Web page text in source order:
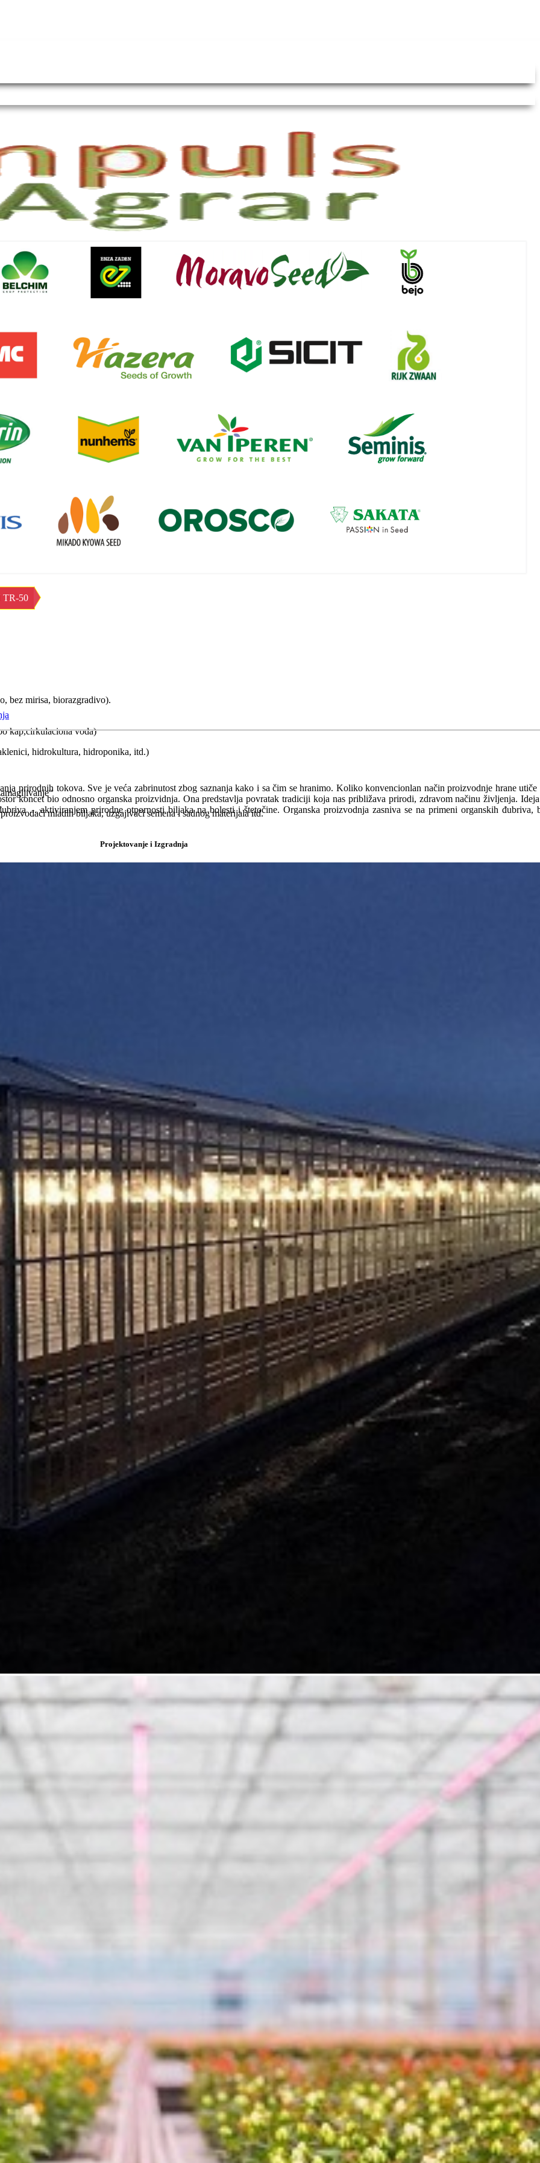
prirodnih tokova. Sve je veća zabrinutost zbog saznanja kako i sa čim se hranimo. Koliko konvencionlan način proizvodnje hrane utiče
koncet bio odnosno organska proizvidnja. Ona predstavlja povratak tradiciji koja nas približava prirodi, zdravom načinu življenja.
... aktiviranjem prirodne otpornosti biljaka na bolesti i štetočine. Organska proizvodnja zasniva se na primeni organskih đubriva,
Projektovanje i Izgradnja
TR-50
bez mirisa, biorazgradivo).
kap,cirkulaciona voda)
hidrokultura, hidroponika, itd.)
mladih biljaka, uzgajivači semena i sadnog materijala itd.
je 20 do 50 ppm Huwa-San 50 Agro (20 do 50 ml na 1000 litara vode). Sa Huwa-San 50 AGRO,obezbeđen je optimalan
biofilma. Napunite instalaciju koncentracijom Huwa-San 50 AGRO u skladu sa tabelom
Huwa-San 50 AGRO/100 lit vode)
Koncentracija se proverava pomoću test traka na najudaljenijem izlazu (slavini) u sistemu. Nakon toga, koncentraciju je potrebno
tačkama u sistemu može pojaviti kiseonik kao posledica uklanjanja biofilma. Po isteku vremena kontakta, sistem je neophodno
Voda koja se ispušta tokom ovog procesa ne sme se koristiti za navodnjavanje useva. Ispiranje se nastavlja čistom vodom iz slavine sve
na najudaljenijem mestu u sistemu.
koji se dezinfikuju.U zavisnosti od vremena kontakta, preporučena koncentracija Huwa-San 50 AGRO varira između 2% i 6%.
lit vode), vreme kontakta 60 min.
vode), vreme kontakta 5 min.
je potrebno da površina ostane vlažna tokom perioda kontakta. Ostavite da deluje 5-60 minuta. Nakon toga isperite, ako je potrebno.
da deluje najmanje 15 minuta. Nakon toga, po želji isperite materijal.
inostranstvo, molimo da nas kontaktirate za informacije o ceni i mogućnostima isporuke.